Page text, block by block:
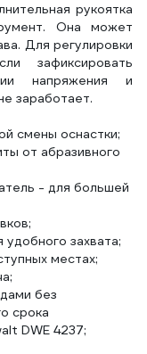
рукоятка
Она может
Для регулировки
зафиксировать
напряжения и
заработает.
смены оснастки;
от абразивного
- для большей
захвата;
местах;
без
срока
DWE 4237;